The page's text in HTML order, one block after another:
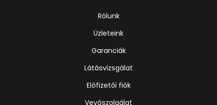
Rólunk
Üzleteink
Garanciák
Látásvizsgálat
Előfizetői fiók
Vevőszolgálat